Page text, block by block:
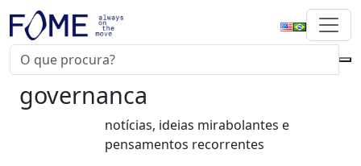
governanca
notícias, ideias mirabolantes e
pensamentos recorrentes